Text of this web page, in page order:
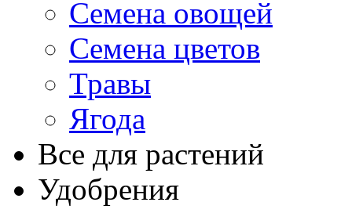
Семена овощей
Семена цветов
Травы
Ягода
Все для растений
Удобрения